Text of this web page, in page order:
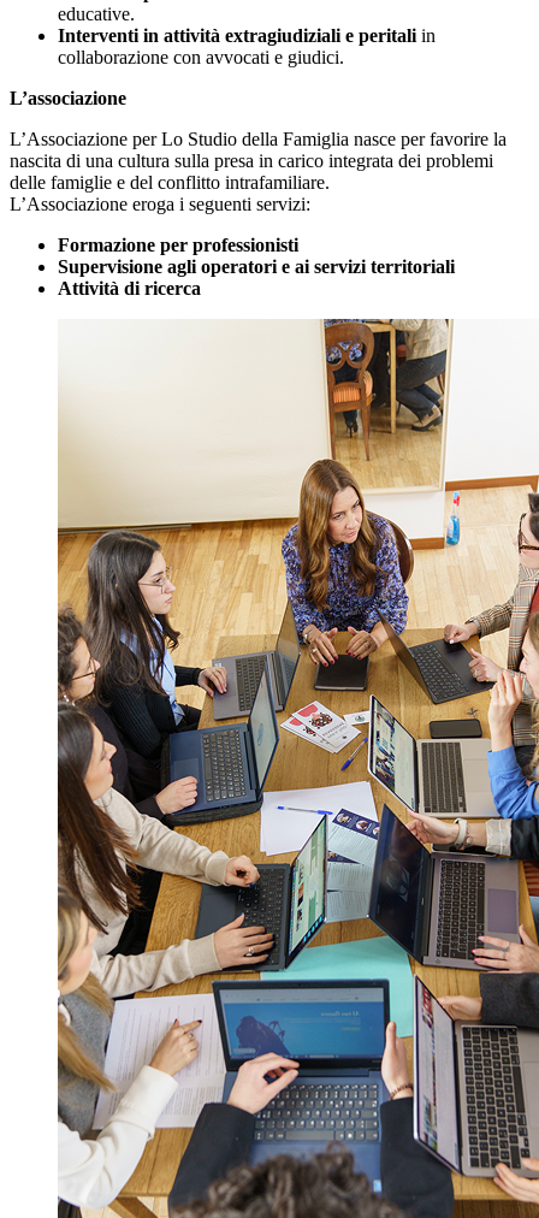
educative.
Interventi in attività extragiudiziali e peritaliin
collaborazione con avvocati e giudici.
L’associazione
L’Associazione per Lo Studio della Famiglia nasce per favorire la
nascita di una cultura sulla presa in carico integrata dei problemi
delle famiglie e del conflitto intrafamiliare.
L’Associazione eroga i seguenti servizi:
Formazione per professionisti
Supervisione agli operatori e ai servizi territoriali
Attività di ricerca